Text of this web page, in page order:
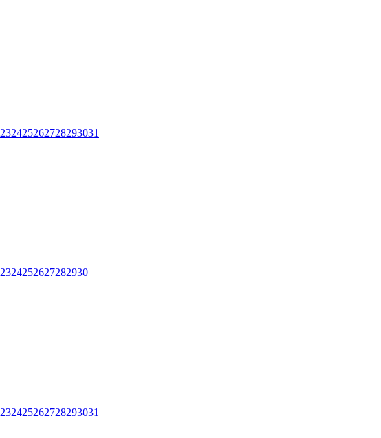
232425262728293031
2324252627282930
232425262728293031